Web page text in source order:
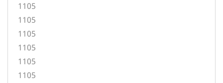
1105
1105
1105
1105
1105
1105